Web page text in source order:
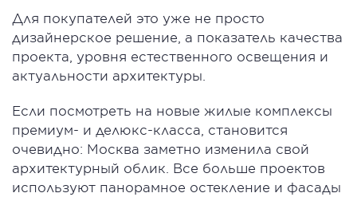
Для покупателей это уже не просто
дизайнерское решение, а показатель качества
проекта, уровня естественного освещения и
актуальности архитектуры.
Если посмотреть на новые жилые комплексы
премиум- и делюкс-класса, становится
очевидно: Москва заметно изменила свой
архитектурный облик. Все больше проектов
используют панорамное остекление и фасады